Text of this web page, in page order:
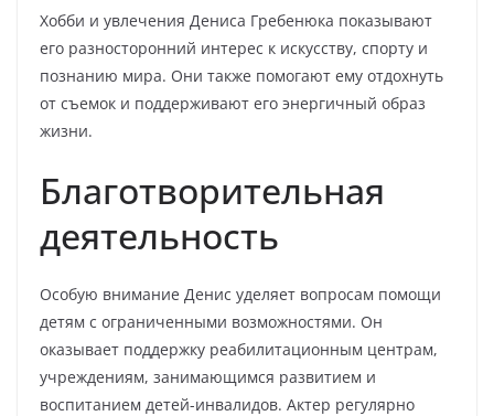
Хобби и увлечения Дениса Гребенюка показывают
его разносторонний интерес к искусству, спорту и
познанию мира. Они также помогают ему отдохнуть
от съемок и поддерживают его энергичный образ
жизни.
Благотворительная
деятельность
Особую внимание Денис уделяет вопросам помощи
детям с ограниченными возможностями. Он
оказывает поддержку реабилитационным центрам,
учреждениям, занимающимся развитием и
воспитанием детей-инвалидов. Актер регулярно